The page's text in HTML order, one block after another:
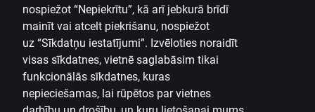
nospiežot “Nepiekrītu”, kā arī jebkurā brīdī
mainīt vai atcelt piekrišanu, nospiežot
uz “Sīkdatņu iestatījumi”. Izvēloties noraidīt
visas sīkdatnes, vietnē saglabāsim tikai
funkcionālās sīkdatnes, kuras
nepieciešamas, lai rūpētos par vietnes